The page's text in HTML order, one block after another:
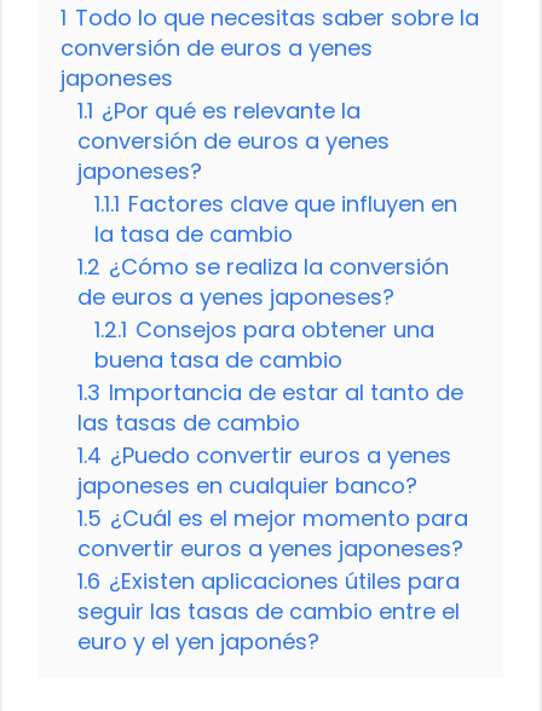
1 Todo lo que necesitas saber sobre la
conversión de euros a yenes
japoneses
1.1 ¿Por qué es relevante la
conversión de euros a yenes
japoneses?
1.1.1 Factores clave que influyen en
la tasa de cambio
1.2 ¿Cómo se realiza la conversión
de euros a yenes japoneses?
1.2.1 Consejos para obtener una
buena tasa de cambio
1.3 Importancia de estar al tanto de
las tasas de cambio
1.4 ¿Puedo convertir euros a yenes
japoneses en cualquier banco?
1.5 ¿Cuál es el mejor momento para
convertir euros a yenes japoneses?
1.6 ¿Existen aplicaciones útiles para
seguir las tasas de cambio entre el
euro y el yen japonés?